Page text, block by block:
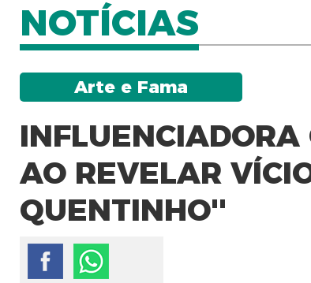
NOTÍCIAS
Arte e Fama
INFLUENCIADORA
AO REVELAR
QUENTINHO''